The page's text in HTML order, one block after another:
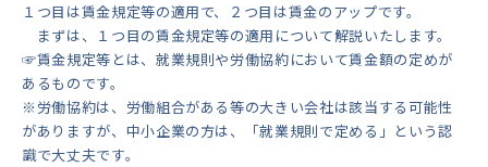
１つ目は賃金規定等の適用で、２つ目は賃金のアップです。
まずは、１つ目の賃金規定等の適用について解説いたします。
☞賃金規定等とは、就業規則や労働協約において賃金額の定めが
あるものです。
※労働協約は、労働組合がある等の大きい会社は該当する可能性
がありますが、中小企業の方は、「就業規則で定める」という認
識で大丈夫です。